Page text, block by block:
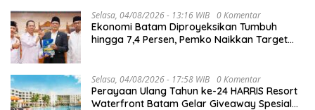
Selasa, 04/08/2026 - 13:16 WIB 0 Komentar
Ekonomi Batam Diproyeksikan Tumbuh
hingga 7,4 Persen, Pemko Naikkan Target
Selasa, 04/08/2026 - 17:58 WIB 0 Komentar
Perayaan Ulang Tahun ke-24 HARRIS Resort
Waterfront Batam Gelar Giveaway Spesial